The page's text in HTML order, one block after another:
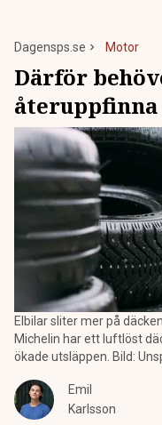
Dagensps.se Motor
Därför
Elbilar sliter mer på
Michelin har ett luftlöst
ökade utsläppen. Bild:
Emil
Karlsson